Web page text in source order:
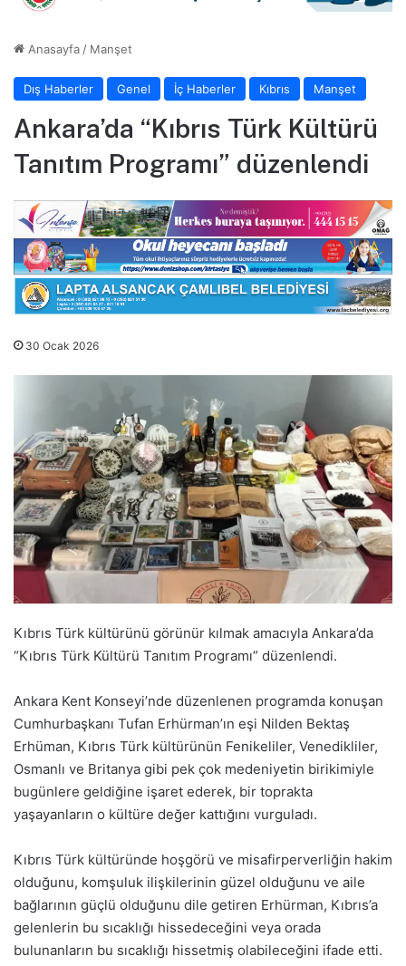
Anasayfa / Manşet
Dış Haberler Genel İç Haberler Kıbrıs Manşet
Ankara’da “Kıbrıs Türk Kültürü
Tanıtım Programı” düzenlendi
30 Ocak 2026
Kıbrıs Türk kültürünü görünür kılmak amacıyla Ankara’da
“Kıbrıs Türk Kültürü Tanıtım Programı” düzenlendi.
Ankara Kent Konseyi’nde düzenlenen programda konuşan
Cumhurbaşkanı Tufan Erhürman’ın eşi Nilden Bektaş
Erhüman, Kıbrıs Türk kültürünün Fenikeliler, Venedikliler,
Osmanlı ve Britanya gibi pek çok medeniyetin birikimiyle
bugünlere geldiğine işaret ederek, bir toprakta
yaşayanların o kültüre değer kattığını vurguladı.
Kıbrıs Türk kültüründe hoşgörü ve misafirperverliğin hakim
olduğunu, komşuluk ilişkilerinin güzel olduğunu ve aile
bağlarının güçlü olduğunu dile getiren Erhürman, Kıbrıs’a
gelenlerin bu sıcaklığı hissedeceğini veya orada
bulunanların bu sıcaklığı hissetmiş olabileceğini ifade etti.